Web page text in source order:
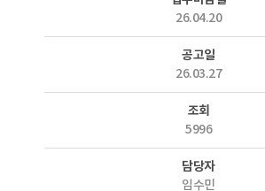
26.04.20
공고일
26.03.27
조회
5996
담당자
임수민